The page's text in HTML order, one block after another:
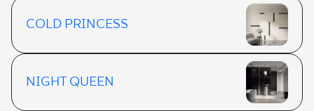
COLD PRINCESS
NIGHT QUEEN